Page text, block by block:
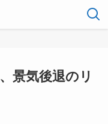
景気後退のリ